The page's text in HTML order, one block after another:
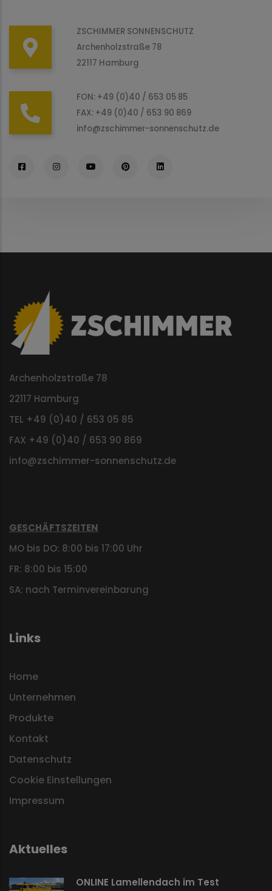
ZSCHIMMER SONNENSCHUTZ
Archenholzstraße 78
22117 Hamburg
FON: +49 (0)40 / 653 05 85
FAX: +49 (0)40 / 653 90 869
info@zschimmer-sonnenschutz.de
Archenholzstraße 78
22117 Hamburg
TEL +49 (0)40 / 653 05 85
FAX +49 (0)40 / 653 90 869
info@zschimmer-sonnenschutz.de
GESCHÄFTSZEITEN
MO bis DO: 8:00 bis 17:00 Uhr
FR: 8:00 bis 15:00
SA: nach Terminvereinbarung
Links
Home
Unternehmen
Produkte
Kontakt
Datenschutz
Cookie Einstellungen
Impressum
Aktuelles
ONLINE Lamellendach im Test